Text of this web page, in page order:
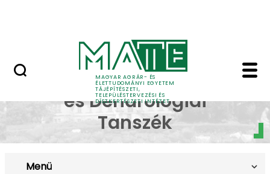
MAGYAR AGRÁR- ÉS
ÉLETTUDOMÁNYI EGYETEM
TÁJÉPÍTÉSZETI,
TELEPÜLÉSTERVEZÉSI ÉS
DÍSZKERTÉSZETI INTÉZET
Budai Arborétum -
Dísznövénytermesztési
és Dendrológiai
Tanszék
Menü